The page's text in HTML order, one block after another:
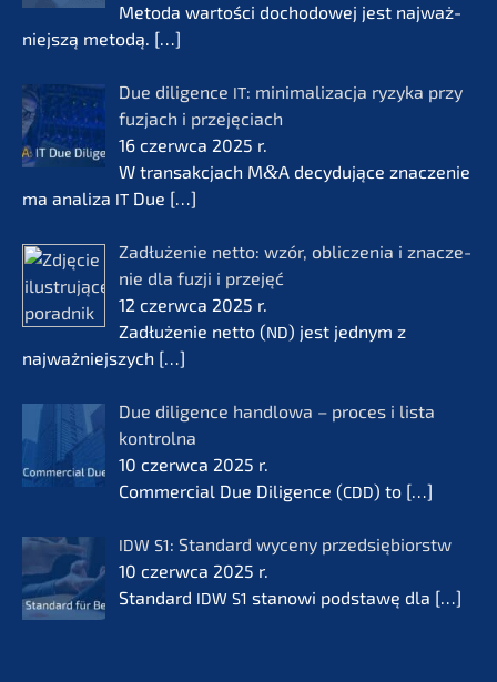
Metoda wartości docho­do­wej jest najważ­
nie­js­zą metodą. […]
Due diligence IT: minima­li­zac­ja ryzyka przy
fuzjach i przejęciach
16 czerw­ca 2025 r.
W transak­c­jach M&A decydu­jące znacze­nie
ma anali­za IT Due […]
Zadłuże­nie netto: wzór, oblic­ze­nia i znacze­
nie dla fuzji i przejęć
12 czerw­ca 2025 r.
Zadłuże­nie netto (ND) jest jednym z
najważ­nie­js­zych […]
Due diligence handlo­wa – proces i lista
kontrol­na
10 czerw­ca 2025 r.
Commer­cial Due Diligence (CDD) to […]
IDW S1: Standard wyceny przedsię­bi­orstw
10 czerw­ca 2025 r.
Standard IDW S1 stanowi podsta­wę dla […]